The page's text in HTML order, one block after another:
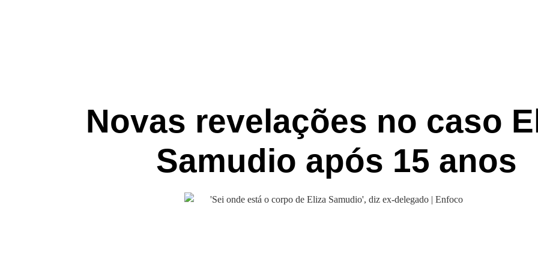
Novas revelações no caso
Samudio após 15 anos